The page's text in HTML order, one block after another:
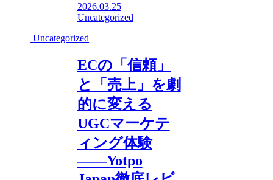
2026.03.25
Uncategorized
Uncategorized
ECの「信頼」
と「売上」を劇
的に変える
UGCマーケテ
ィング体験
――Yotpo